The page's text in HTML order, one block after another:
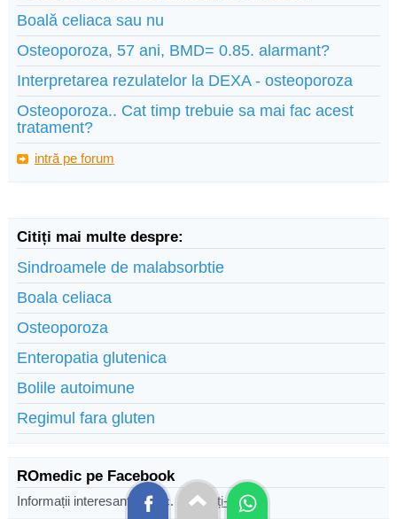
Boală celiaca sau nu
Osteoporoza, 57 ani, BMD= 0.85. alarmant?
Interpretarea rezulatelor la DEXA - osteoporoza
Osteoporoza.. Cat timp trebuie sa mai fac acest
tratament?
intră pe forum
Citiți mai multe despre:
Sindroamele de malabsorbtie
Boala celiaca
Osteoporoza
Enteropatia glutenica
Bolile autoimune
Regimul fara gluten
ROmedic pe Facebook
Informații interesante zilnic. Urmăriți-ne!